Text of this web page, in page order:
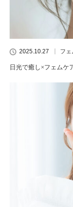
2025.10.27 フェ
日光で癒し×フェムケ